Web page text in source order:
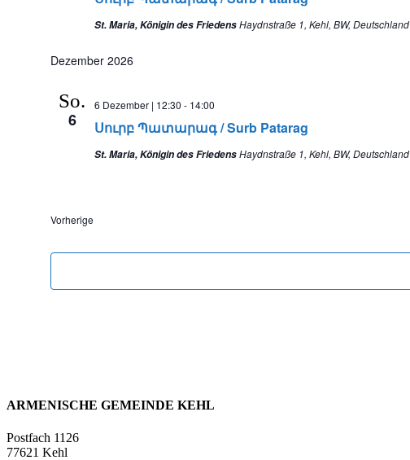
St. Maria, Königin des FriedensHaydnstraße 1, Kehl, BW, Deutschland
Dezember 2026
So.
6 Սուրբ Պատարագ / Surb Patarag
6 Dezember | 12:30 - 14:00
St. Maria, Königin des FriedensHaydnstraße 1, Kehl, BW, Deutschland
VorherigeVeranstaltungen
ARMENISCHE GEMEINDE KEHL
Postfach 1126
77621 Kehl